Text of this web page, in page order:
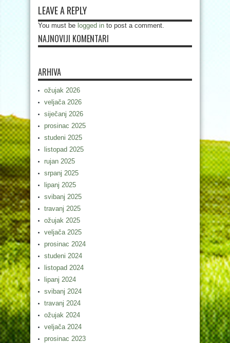
LEAVE A REPLY
You must be logged in to post a comment.
NAJNOVIJI KOMENTARI
ARHIVA
ožujak 2026
veljača 2026
siječanj 2026
prosinac 2025
studeni 2025
listopad 2025
rujan 2025
srpanj 2025
lipanj 2025
svibanj 2025
travanj 2025
ožujak 2025
veljača 2025
prosinac 2024
studeni 2024
listopad 2024
lipanj 2024
svibanj 2024
travanj 2024
ožujak 2024
veljača 2024
prosinac 2023